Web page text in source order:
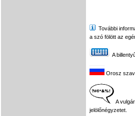
További
a szó fölött az
A
Orosz
A
jelölőnégyzetet.